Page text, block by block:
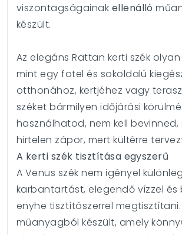
viszontagságainak ellenálló
készült.
Az elegáns Rattan kerti szék
mint egy fotel és sokoldalú
otthonához, kertjéhez vagy
széket bármilyen időjárási
használhatod, nem kell
hirtelen zápor, mert kültérre
A kerti szék tisztítása egyszerű
A Venus szék nem igényel
karbantartást, elegendő vízzel és
enyhe tisztítószerrel
műanyagból készült, amely